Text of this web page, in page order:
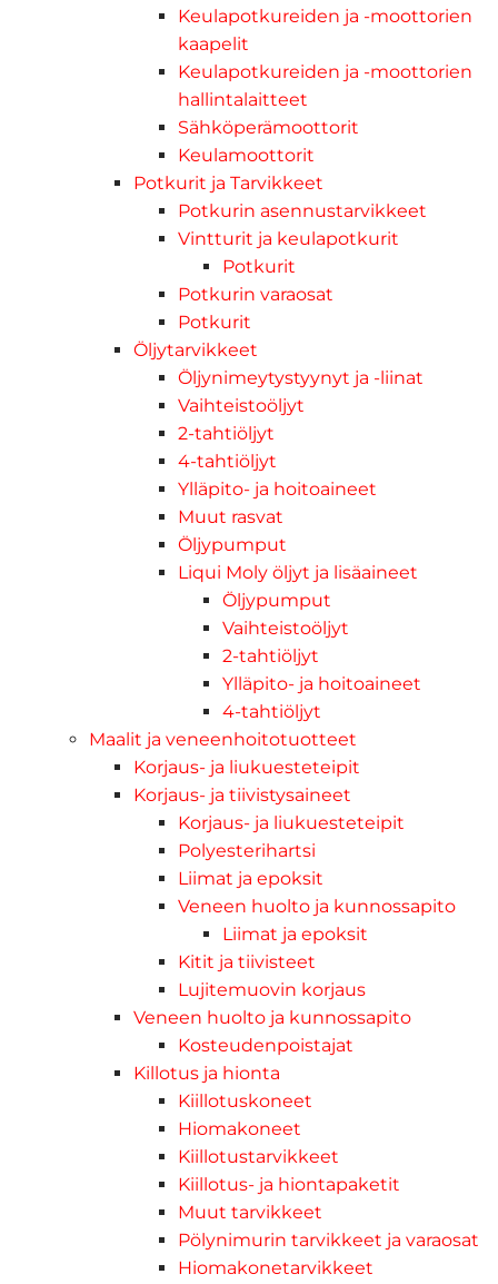
Keulapotkureiden ja -moottorien
kaapelit
Keulapotkureiden ja -moottorien
hallintalaitteet
Sähköperämoottorit
Keulamoottorit
Potkurit ja Tarvikkeet
Potkurin asennustarvikkeet
Vintturit ja keulapotkurit
Potkurit
Potkurin varaosat
Potkurit
Öljytarvikkeet
Öljynimeytystyynyt ja -liinat
Vaihteistoöljyt
2-tahtiöljyt
4-tahtiöljyt
Ylläpito- ja hoitoaineet
Muut rasvat
Öljypumput
Liqui Moly öljyt ja lisäaineet
Öljypumput
Vaihteistoöljyt
2-tahtiöljyt
Ylläpito- ja hoitoaineet
4-tahtiöljyt
Maalit ja veneenhoitotuotteet
Korjaus- ja liukuesteteipit
Korjaus- ja tiivistysaineet
Korjaus- ja liukuesteteipit
Polyesterihartsi
Liimat ja epoksit
Veneen huolto ja kunnossapito
Liimat ja epoksit
Kitit ja tiivisteet
Lujitemuovin korjaus
Veneen huolto ja kunnossapito
Kosteudenpoistajat
Killotus ja hionta
Kiillotuskoneet
Hiomakoneet
Kiillotustarvikkeet
Kiillotus- ja hiontapaketit
Muut tarvikkeet
Pölynimurin tarvikkeet ja varaosat
Hiomakonetarvikkeet